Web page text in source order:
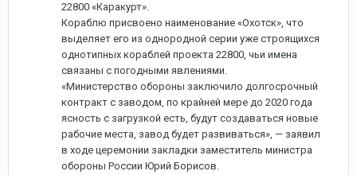
22800 «Каракурт».
Кораблю присвоено наименование «Охотск», что
выделяет его из однородной серии уже строящихся
однотипных кораблей проекта 22800, чьи имена
связаны с погодными явлениями.
«Министерство обороны заключило долгосрочный
контракт с заводом, по крайней мере до 2020 года
ясность с загрузкой есть, будут создаваться новые
рабочие места, завод будет развиваться», — заявил
в ходе церемонии закладки заместитель министра
обороны России Юрий Борисов.